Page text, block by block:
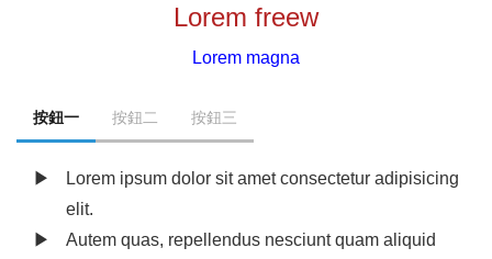
Lorem freew
Lorem magna
按鈕一 按鈕二 按鈕三
Lorem ipsum dolor sit amet consectetur adipisicing
elit.
Autem quas, repellendus nesciunt quam aliquid